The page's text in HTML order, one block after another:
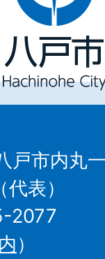
市
Hachinohe
City
市内丸一
代表）
2077
）